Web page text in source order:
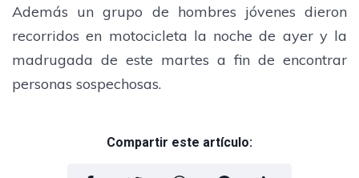
Además un grupo de hombres jóvenes dieron
recorridos en motocicleta la noche de ayer y la
madrugada de este martes a fin de encontrar
personas sospechosas.
Compartir este artículo: